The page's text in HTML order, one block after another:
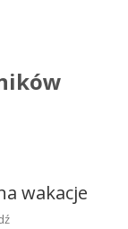
treści
wakacje